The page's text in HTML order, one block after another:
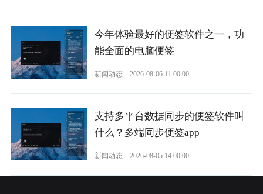
今年体验最好的便签软件之一，功
能全面的电脑便签
新闻动态 2026-08-06 11:00:00
支持多平台数据同步的便签软件叫
什么？多端同步便签app
新闻动态 2026-08-05 14:00:00